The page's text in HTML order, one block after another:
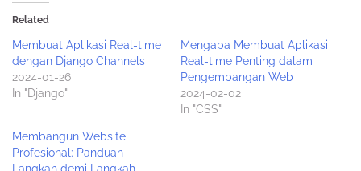
Related
Membuat Aplikasi Real-time
dengan Django Channels
2024-01-26
In "Django"
Mengapa Membuat Aplikasi
Real-time Penting dalam
Pengembangan Web
2024-02-02
In "CSS"
Membangun Website
Profesional: Panduan
Langkah demi Langkah